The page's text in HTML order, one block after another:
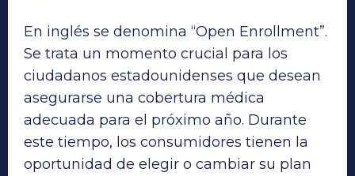
En inglés se denomina “Open Enrollment”.
Se trata un momento crucial para los
ciudadanos estadounidenses que desean
asegurarse una cobertura médica
adecuada para el próximo año. Durante
este tiempo, los consumidores tienen la
oportunidad de elegir o cambiar su plan